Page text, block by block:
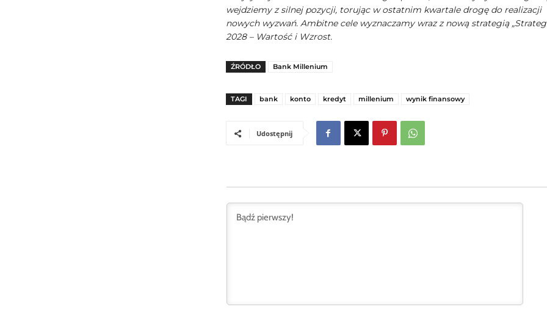
wejdziemy z silnej pozycji, torując w ostatnim kwartale drogę do realizacji
nowych wyzwań. Ambitne cele wyznaczamy wraz z nową strategią
2028 – Wartość i Wzrost.
ŹRÓDŁO Bank Millenium
TAGI bank konto kredyt millenium wynik finansowy
Udostępnij